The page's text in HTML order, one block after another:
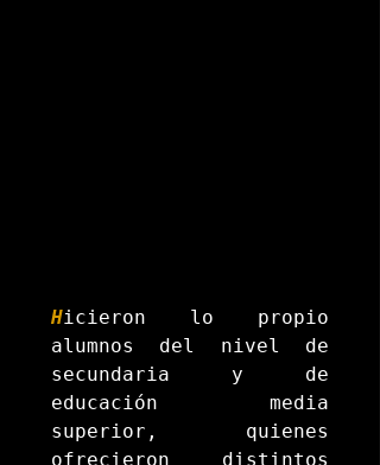
Hicieron lo propio
alumnos del nivel de
secundaria y de
educación media
superior, quienes
ofrecieron distintos